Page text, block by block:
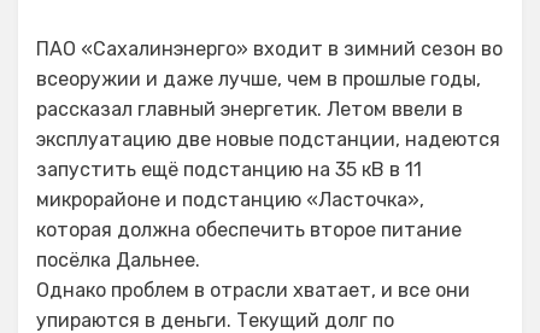
ПАО «Сахалинэнерго» входит в зимний сезон во
всеоружии и даже лучше, чем в прошлые годы,
рассказал главный энергетик. Летом ввели в
эксплуатацию две новые подстанции, надеются
запустить ещё подстанцию на 35 кВ в 11
микрорайоне и подстанцию «Ласточка»,
которая должна обеспечить второе питание
посёлка Дальнее.
Однако проблем в отрасли хватает, и все они
упираются в деньги. Текущий долг по